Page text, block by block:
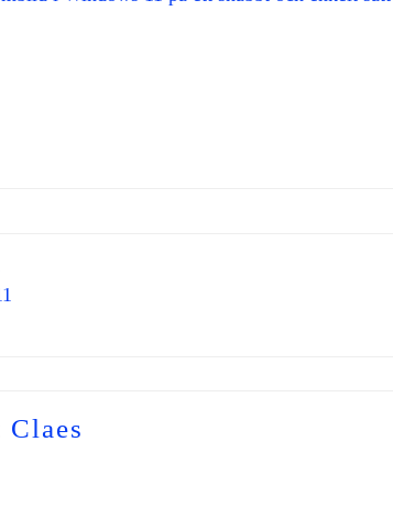
Claes